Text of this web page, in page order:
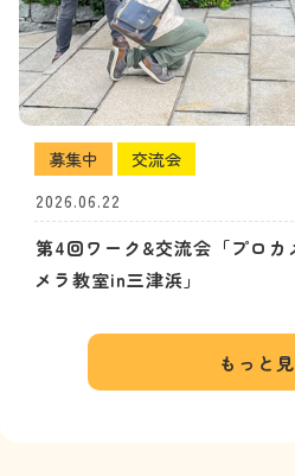
募集中
交流会
2026.06.22
第4回ワーク&交流会「プロカ
メラ教室in三津浜」
もっと